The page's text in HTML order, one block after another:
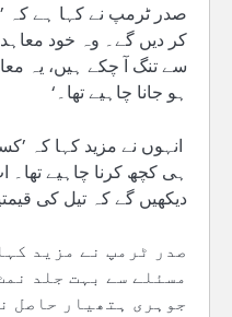
صدر ٹرمپ نے کہا ہے
کر دیں گے۔ وہ خود
ہو جانا چاہیے تھا۔‘
انہوں نے مزید کہا کہ
ہی کچھ کرنا چاہیے تھا۔
دیکھیں گے کہ تیل کی
صدر ٹرمپ نے مزید
مسئلے سے بہت جلد
جوہری ہتھیار حاصل